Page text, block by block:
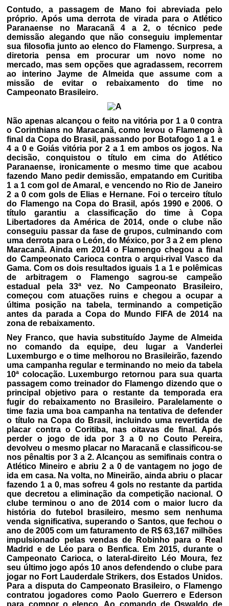
Contudo, a passagem de Mano foi abreviada pelo
próprio. Após uma derrota de virada para o Atlético
Paranaense no Maracanã 4 a 2, o técnico pede
demissão alegando que não conseguiu implementar
sua filosofia junto ao elenco do Flamengo. Surpresa, a
diretoria pensa em procurar um novo nome no
mercado, mas sem opções que agradassem, recorrem
ao interino Jayme de Almeida que assume com a
missão de evitar o rebaixamento do time no
Campeonato Brasileiro.
Não apenas alcançou o feito na vitória por 1 a 0 contra
o Corinthians no Maracanã, como levou o Flamengo à
final da Copa do Brasil, passando por Botafogo 1 a 1 e
4 a 0 e Goiás vitória por 2 a 1 em ambos os jogos. Na
decisão, conquistou o título em cima do Atlético
Paranaense, ironicamente o mesmo time que acabou
fazendo Mano pedir demissão, empatando em Curitiba
1 a 1 com gol de Amaral, e vencendo no Rio de Janeiro
2 a 0 com gols de Elias e Hernane. Foi o terceiro título
do Flamengo na Copa do Brasil, após 1990 e 2006. O
título garantiu a classificação do time à Copa
Libertadores da América de 2014, onde o clube não
conseguiu passar da fase de grupos, culminando com
uma derrota para o León, do México, por 3 a 2 em pleno
Maracanã. Ainda em 2014 o Flamengo chegou a final
do Campeonato Carioca contra o arqui-rival Vasco da
Gama. Com os dois resultados iguais 1 a 1 e polêmicas
de arbitragem o Flamengo sagrou-se campeão
estadual pela 33ª vez. No Campeonato Brasileiro,
começou com atuações ruins e chegou a ocupar a
última posição na tabela, terminando a competição
antes da parada a Copa do Mundo FIFA de 2014 na
zona de rebaixamento.
Ney Franco, que havia substituído Jayme de Almeida
no comando da equipe, deu lugar a Vanderlei
Luxemburgo e o time melhorou no Brasileirão, fazendo
uma campanha regular e terminando no meio da tabela
10ª colocação. Luxemburgo retornou para sua quarta
passagem como treinador do Flamengo dizendo que o
principal objetivo para o restante da temporada era
fugir do rebaixamento no Brasileiro. Paralelamente o
time fazia uma boa campanha na tentativa de defender
o título na Copa do Brasil, incluindo uma revertida de
placar contra o Coritiba, nas oitavas de final. Após
perder o jogo de ida por 3 a 0 no Couto Pereira,
devolveu o mesmo placar no Maracanã e classificou-se
nos pênaltis por 3 a 2. Alcançou as semifinais contra o
Atlético Mineiro e abriu 2 a 0 de vantagem no jogo de
ida em casa. Na volta, no Mineirão, ainda abriu o placar
fazendo 1 a 0, mas sofreu 4 gols no restante da partida
que decretou a eliminação da competição nacional. O
clube terminou o ano de 2014 com o maior lucro da
história do futebol brasileiro, mesmo sem nenhuma
venda significativa, superando o Santos, que fechou o
ano de 2005 com um faturamento de R$ 63,167 milhões
impulsionado pelas vendas de Robinho para o Real
Madrid e de Léo para o Benfica. Em 2015, durante o
Campeonato Carioca, o lateral-direito Léo Moura, fez
seu último jogo após 10 anos defendendo o clube para
jogar no Fort Lauderdale Strikers, dos Estados Unidos.
Para a disputa do Campeonato Brasileiro, o Flamengo
contratou jogadores como Paolo Guerrero e Ederson
para compor o elenco. Ao comando de Oswaldo de